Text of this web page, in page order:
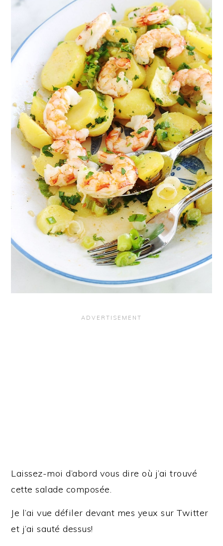
Laissez-moi d’abord vous dire où j’ai trouvé
cette salade composée.
Je l’ai vue défiler devant mes yeux sur Twitter
et j’ai sauté dessus!